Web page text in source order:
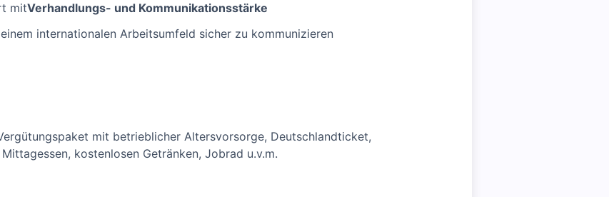
mitVerhandlungs- und Kommunikationsstärke
internationalen Arbeitsumfeld sicher zu kommunizieren
mit betrieblicher Altersvorsorge, Deutschlandticket,
kostenlosen Getränken, Jobrad u.v.m.